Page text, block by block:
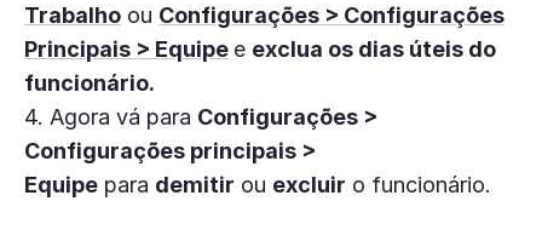
Trabalho ou Configurações > Configurações
Principais > Equipe e exclua os dias úteis do
funcionário.
4. Agora vá para Configurações >
Configurações principais >
Equipe para demitir ou excluir o funcionário.